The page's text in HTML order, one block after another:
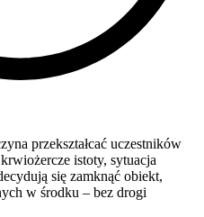
przekształcać uczestników
istoty, sytuacja
się zamknąć obiekt,
w środku – bez drogi